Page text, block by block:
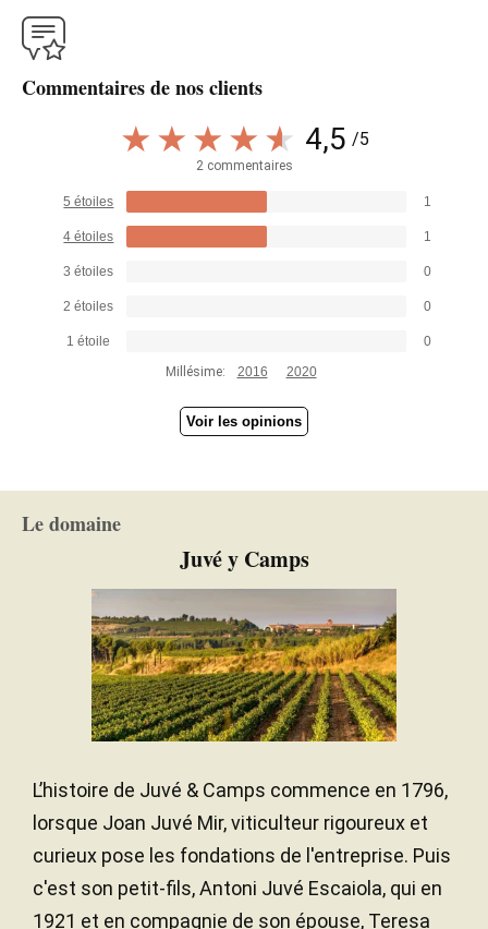
Commentaires de nos clients
4,5 /5
2 commentaires
5 étoiles 1
4 étoiles 1
3 étoiles 0
2 étoiles 0
1 étoile
0
Millésime:
2016 2020
Voir les opinions
Le domaine
Juvé y Camps
L’histoire de Juvé & Camps commence en 1796,
lorsque Joan Juvé Mir, viticulteur rigoureux et
curieux pose les fondations de l'entreprise. Puis
c'est son petit-fils, Antoni Juvé Escaiola, qui en
1921 et en compagnie de son épouse, Teresa